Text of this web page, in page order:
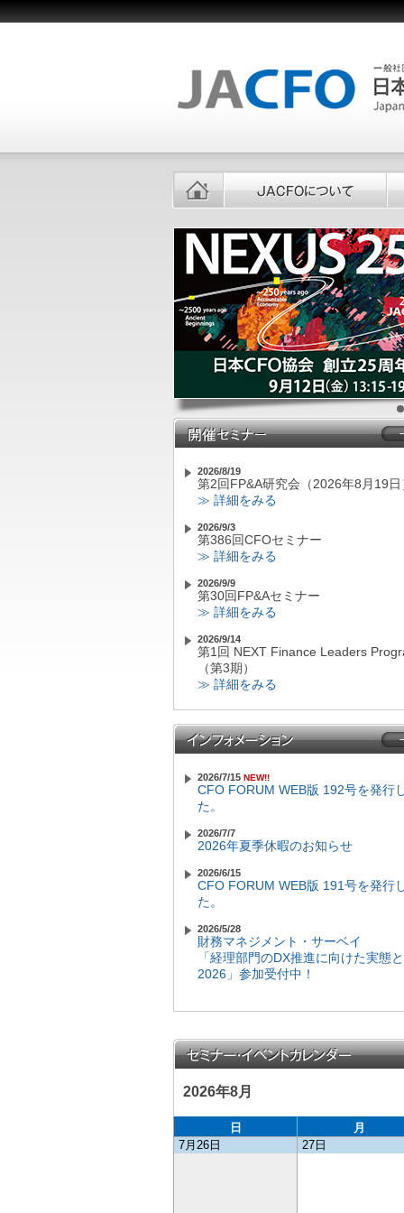
2026/8/19
第2回FP&A研究会（2026年8月19日
≫ 詳細をみる
2026/9/3
第386回CFOセミナー
≫ 詳細をみる
2026/9/9
第30回FP&Aセミナー
≫ 詳細をみる
2026/9/14
第1回 NEXT Finance Leaders
（第3期）
≫ 詳細をみる
2026/9/17
第387回CFOセミナー
≫ 詳細をみる
第2回 NEXT Finance Leaders
（第3期）
≫ 詳細をみる
2026/9/29
第3回FP&A研究会（2026年9月29日
≫ 詳細をみる
2026/10/1
第388回CFOセミナー
≫ 詳細をみる
2026/10/14
第31回FP&Aセミナー
≫ 詳細をみる
（第3期）
≫ 詳細をみる
第4回FP&A研究会（2026年10月20日
2026/11/5
第390回CFOセミナー
2026/7/15 NEW!!
CFO FORUM WEB版 192号を発行
た。
2026/7/7
2026年夏季休暇のお知らせ
2026/6/15
CFO FORUM WEB版 191号を発行
た。
2026/5/28
財務マネジメント・サーベイ
「経理部門のDX推進に向けた実態
2026」参加受付中！
CFO FORUM WEB版 190号を発行
2026/5/1
プレスリリース：
「コーポレートエグゼクティブ検定
営の視座を学ぶ」を完全無料で全て
業人に公開！
2026/4/15
CFO FORUM WEB版 189号を発行
2026年8月
日 月
7月26日
27日